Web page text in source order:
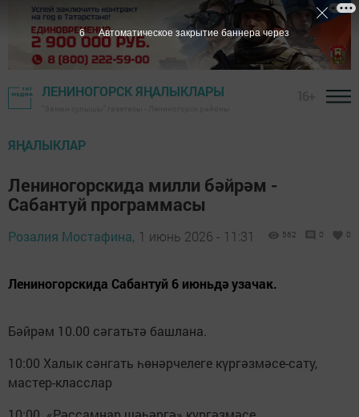
ЛЕНИНОГОРСК ЯҢАЛЫКЛАРЫ
ЯҢАЛЫКЛАР
Лениногорскида милли бәйрәм -
Сабантуй программасы
Розалия Мостафина, 1 июнь 2026 - 11:31 562 0 0
Лениногорскида Сабантуй 6 июньдә узачак.
Бәйрәм 10.00 сәгатьтә башлана.
10:00 Халык сәнгать һөнәрчелеге күргәзмәсе-сату,
мастер-класслар
5 Автоматическое закрытие баннера через